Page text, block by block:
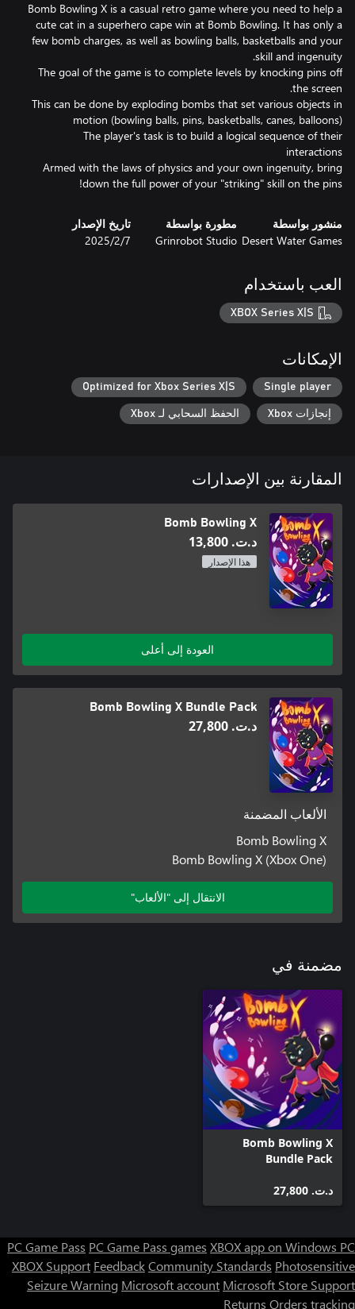
Bomb Bowling X is a casual retro game where you need to help a
cute cat in a superhero cape win at Bomb Bowling. It has only a
few bomb charges, as well as bowling balls, basketballs and your
The goal of the game is to complete levels by knocking pins off
This can be done by exploding bombs that set various objects in
The player's task is to build a logical sequence of their
Armed with the laws of physics and your own ingenuity, bring
down the full power of your "striking" skill on the pins!
منشور بواسطة
Desert Water Games
مطورة بواسطة
Grinrobot Studio
تاريخ الإصدار
7‏/2‏/2025
العب باستخدام
XBOX Series X|S
الإمكانات
Single player
Optimized for Xbox Series X|S
إنجازات Xbox الحفظ السحابي لـ Xbox
المقارنة بين الإصدارات
Bomb Bowling X
د.ت.‏ 13,800
هذا الإصدار
العودة إلى أعلى
Bomb Bowling X Bundle Pack
د.ت.‏ 27,800
الألعاب المضمنة
Bomb Bowling X
Bomb Bowling X (Xbox One)
الانتقال إلى "الألعاب"
مضمنة في
Bomb Bowling X
Bundle Pack
د.ت.‏ 27,800
PC Game Pass PC Game Pass games XBOX app on Windows PC
XBOX Support FeedbackCommunity Standards Photosensitive
Seizure Warning Microsoft account Microsoft Store Support
Returns Orders tracking